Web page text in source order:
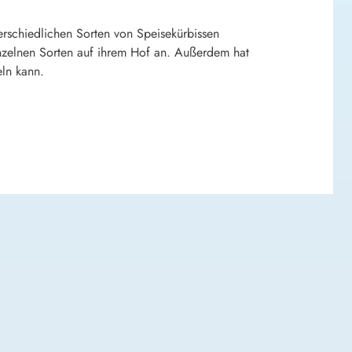
Sorten von Speisekürbissen
Sorten auf ihrem Hof an. Außerdem hat
kann.